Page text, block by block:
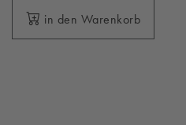
in den Warenkorb